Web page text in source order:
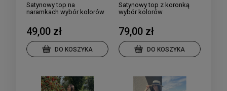
Satynowy top na
naramkach wybór kolorów
49,00 zł
DO KOSZYKA
Satynowy top z koronką
wybór kolorów
79,00 zł
DO KOSZYKA